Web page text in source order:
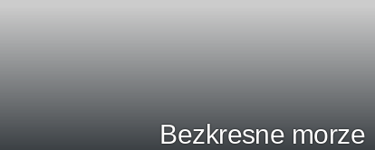
Bezkresne morze